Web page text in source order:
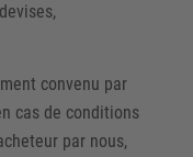
convenu par
cas de conditions
par nous,